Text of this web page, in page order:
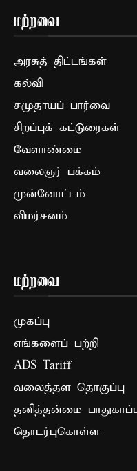
மற்றவை
அரசுத் திட்டங்கள்
கல்வி
சமுதாயப் பார்வை
சிறப்புக் கட்டுரைகள்
வேளாண்மை
வலைஞர் பக்கம்
முன்னோட்டம்
விமர்சனம்
மற்றவை
முகப்பு
எங்களைப் பற்றி
ADS Tariff
வலைத்தள தொகுப்பு
தனித்தன்மை
தொடர்புகொள்ள